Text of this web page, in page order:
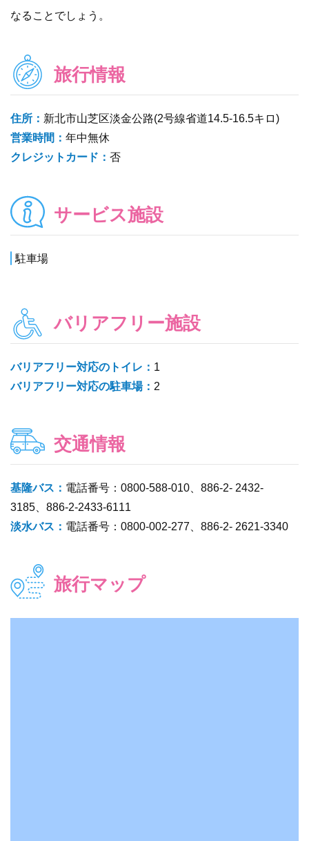
なることでしょう。
旅行情報
住所： 新北市山芝区淡金公路(2号線省道14.5-16.5キロ)
営業時間： 年中無休
クレジットカード： 否
サービス施設
駐車場
バリアフリー施設
バリアフリー対応のトイレ： 1
バリアフリー対応の駐車場： 2
交通情報
基隆バス： 電話番号：0800-588-010、886-2- 2432-
3185、886-2-2433-6111
淡水バス： 電話番号：0800-002-277、886-2- 2621-3340
旅行マップ